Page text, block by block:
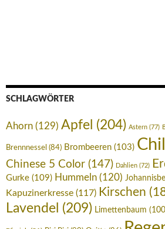
SCHLAGWÖRTER
Ahorn (129) Apfel (204) Astern (77)
Brennnessel (84) Brombeeren (103)
Chinese 5 Color (147) Dahlien (72)
Gurke (109) Hummeln (120)
Kapuzinerkresse (117) Kirschen
Lavendel (209) Limettenbaum